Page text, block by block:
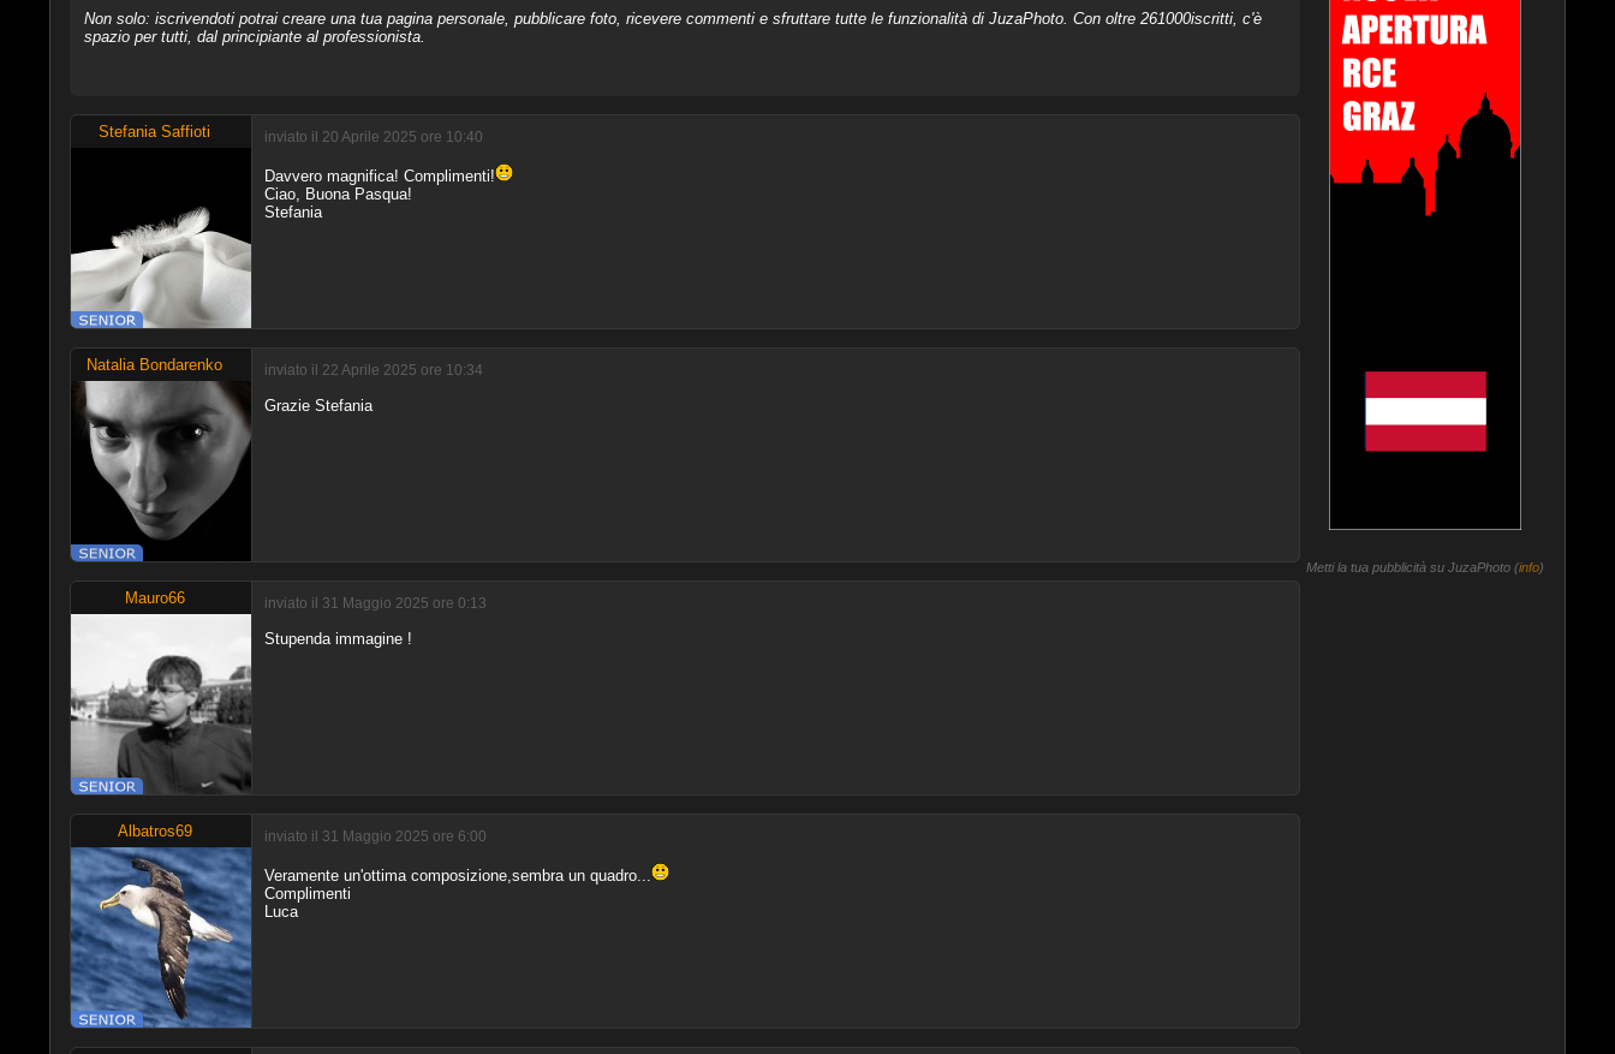
Non solo: iscrivendoti potrai creare una tua pagina personale, pubblicare foto, ricevere commenti e sfruttare tutte le funzionalità di JuzaPhoto. Con oltre 261000iscritti, c'è
spazio per tutti, dal principiante al professionista.
Stefania Saffioti inviato il 20 Aprile 2025 ore 10:40
Davvero magnifica! Complimenti!
Ciao, Buona Pasqua!
Stefania
Natalia Bondarenko inviato il 22 Aprile 2025 ore 10:34
Grazie Stefania
Mauro66 inviato il 31 Maggio 2025 ore 0:13
Stupenda immagine !
Albatros69 inviato il 31 Maggio 2025 ore 6:00
Veramente un'ottima composizione,sembra un quadro...
Complimenti
Luca
Metti la tua pubblicità su JuzaPhoto (info)